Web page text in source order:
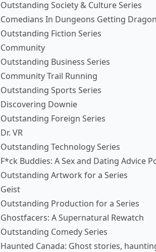
Outstanding Society & Culture Series
Comedians In Dungeons Getting
Outstanding Fiction Series
Community
Outstanding Business Series
Community Trail Running
Outstanding Sports Series
Discovering Downie
Outstanding Foreign Series
Dr. VR
Outstanding Technology Series
F*ck Buddies: A Sex and Dating Advice
Outstanding Artwork for a Series
Geist
Outstanding Production for a Series
Ghostfacers: A Supernatural Rewatch
Outstanding Comedy Series
Haunted Canada: Ghost stories,